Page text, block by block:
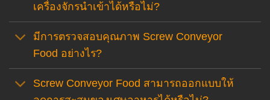
เครื่องจักรนำเข้าได้หรือไม่?
มีการตรวจสอบคุณภาพ Screw Conveyor
Food อย่างไร?
Screw Conveyor Food สามารถออกแบบให้